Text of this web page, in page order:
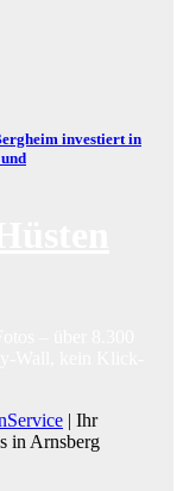
investiert in
| Ihr
in Arnsberg